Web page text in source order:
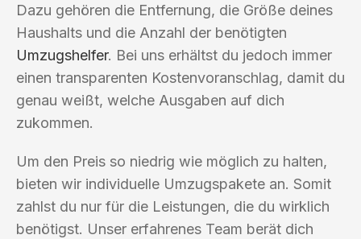
Dazu gehören die Entfernung, die Größe deines
Haushalts und die Anzahl der benötigten
Umzugshelfer. Bei uns erhältst du jedoch immer
einen transparenten Kostenvoranschlag, damit du
genau weißt, welche Ausgaben auf dich
zukommen.
Um den Preis so niedrig wie möglich zu halten,
bieten wir individuelle Umzugspakete an. Somit
zahlst du nur für die Leistungen, die du wirklich
benötigst. Unser erfahrenes Team berät dich